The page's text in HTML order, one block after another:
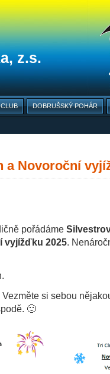
z.s.
CLUB DOBRUŠSKÝ POHÁR
a Novoroční
pořádáme
vyjížďku 2025.
si sebou
🙂